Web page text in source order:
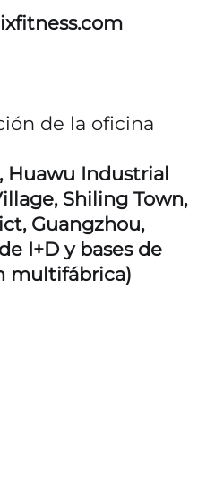
de la oficina
Huawu Industrial
Shiling Town,
Guangzhou,
I+D y bases de
multifábrica)